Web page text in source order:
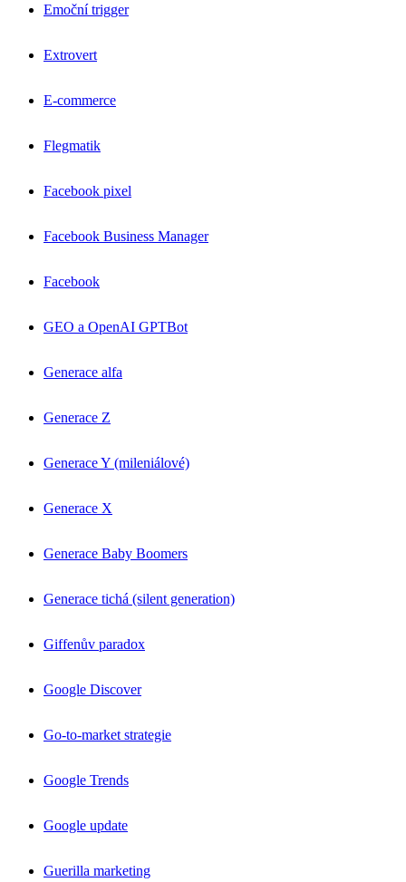
Emoční trigger
Extrovert
E-commerce
Flegmatik
Facebook pixel
Facebook Business Manager
Facebook
GEO a OpenAI GPTBot
Generace alfa
Generace Z
Generace Y (mileniálové)
Generace X
Generace Baby Boomers
Generace tichá (silent generation)
Giffenův paradox
Google Discover
Go-to-market strategie
Google Trends
Google update
Guerilla marketing